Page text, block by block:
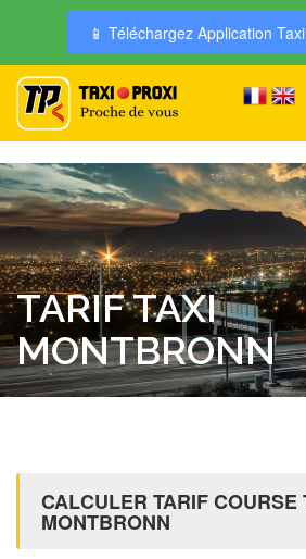
📱 Téléchargez Application
TARIF TAXI
MONTBRONN
CALCULER TARIF COURSE
MONTBRONN